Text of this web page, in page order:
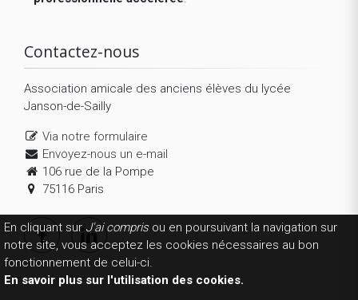
En cliquant sur J'ai comprisou en poursuivant la navigation sur
notre site, vous acceptez les cookies nécessaires au bon
fonctionnement de celui-ci.
En savoir plus sur l'utilisation des cookies.
Contactez-nous
Association amicale des anciens élèves du lycée
Janson-de-Sailly
Via notre formulaire
Envoyez-nous un e-mail
106 rue de la Pompe
75116 Paris